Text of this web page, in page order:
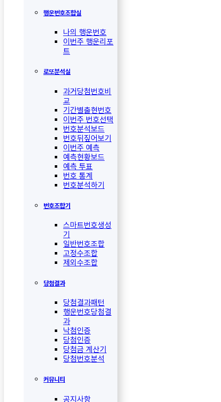
행운번호조합실
나의 행운번호
이번주 행운리포
트
로또분석실
과거당첨번호비
교
기간별출현번호
이번주 번호선택
번호분석보드
번호뒤짚어보기
이번주 예측
예측현황보드
예측 투표
번호 통계
번호분석하기
번호조합기
스마트번호생성
기
일반번호조합
고정수조합
제외수조합
당첨결과
당첨결과패턴
행운번호당첨결
과
낙첨인증
당첨인증
당첨금 계산기
당첨번호분석
커뮤니티
공지사항